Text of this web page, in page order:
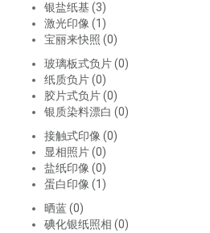
银盐纸基 (3)
激光印像 (1)
宝丽来快照 (0)
玻璃板式负片 (0)
纸质负片 (0)
胶片式负片 (0)
银质染料漂白 (0)
接触式印像 (0)
显相照片 (0)
盐纸印像 (0)
蛋白印像 (1)
晒蓝 (0)
碘化银纸照相 (0)